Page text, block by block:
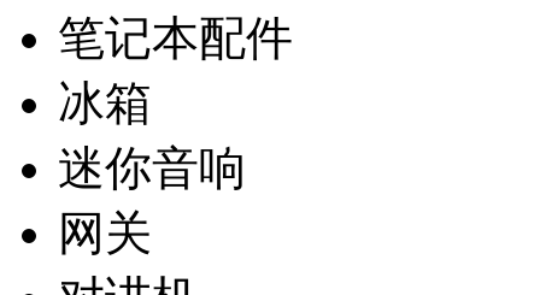
笔记本配件
冰箱
迷你音响
网关